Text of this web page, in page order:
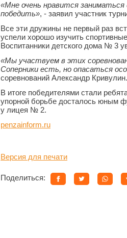
«Мне очень нравится
победить», - заявил участник
Все эти дружины не первый раз
успели хорошо изучить
Воспитанники детского дома № 3
«Мы участвуем в этих
Соперники есть, но опасаться
соревнований Александр Кривулин.
В итоге победителями стали
упорной борьбе досталось юным
у лицея № 2.
penzainform.ru
Версия для печати
Поделиться: